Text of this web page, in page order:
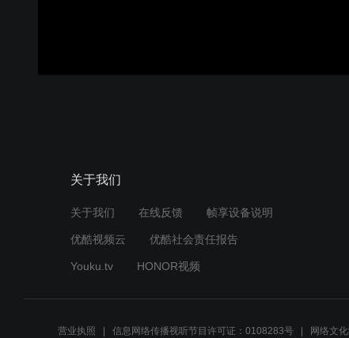
关于我们
关于我们 在线反馈 帧享设备说明
优酷视频云 优酷社会责任报告
Youku.tv HONOR视频
营业执照 信息网络传播视听节目许可证：0108283号 网络文